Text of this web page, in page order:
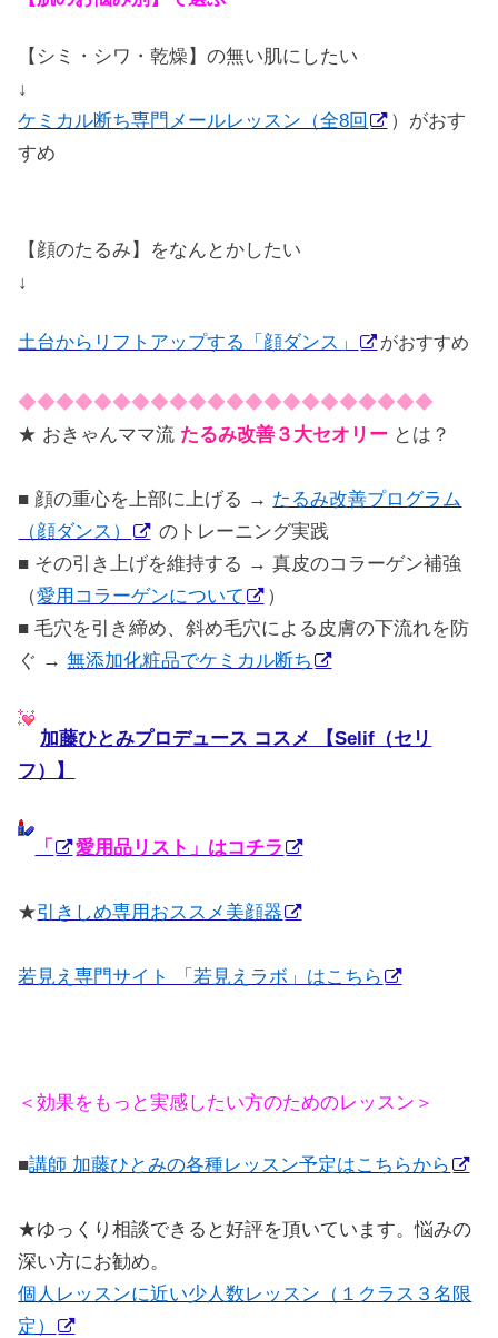
【シミ・シワ・乾燥】の無い肌にしたい
↓
ケミカル断ち専門メールレッスン（全8回
）がおす
すめ
【顔のたるみ】をなんとかしたい
↓
土台からリフトアップする「顔ダンス」 がおすすめ
◆◆◆◆◆◆◆◆◆◆◆◆◆◆◆◆◆◆◆◆◆◆
★ おきゃんママ流 たるみ改善３大セオリー とは？
■ 顔の重心を上部に上げる → たるみ改善プログラム
（顔ダンス）
のトレーニング実践
■ その引き上げを維持する → 真皮のコラーゲン補強
（愛用コラーゲンについて
）
■ 毛穴を引き締め、斜め毛穴による皮膚の下流れを防
ぐ →無添加化粧品でケミカル断ち
加藤ひとみプロデュース コスメ 【Selif（セリ
フ）】
「 愛用品リスト」はコチラ
★引きしめ専用おススメ美顔器
若見え専門サイト 「若見えラボ」はこちら
＜効果をもっと実感したい方のためのレッスン＞
■講師 加藤ひとみの各種レッスン予定はこちらから
★ゆっくり相談できると好評を頂いています。悩みの
深い方にお勧め。
個人レッスンに近い少人数レッスン（１クラス３名限
定）